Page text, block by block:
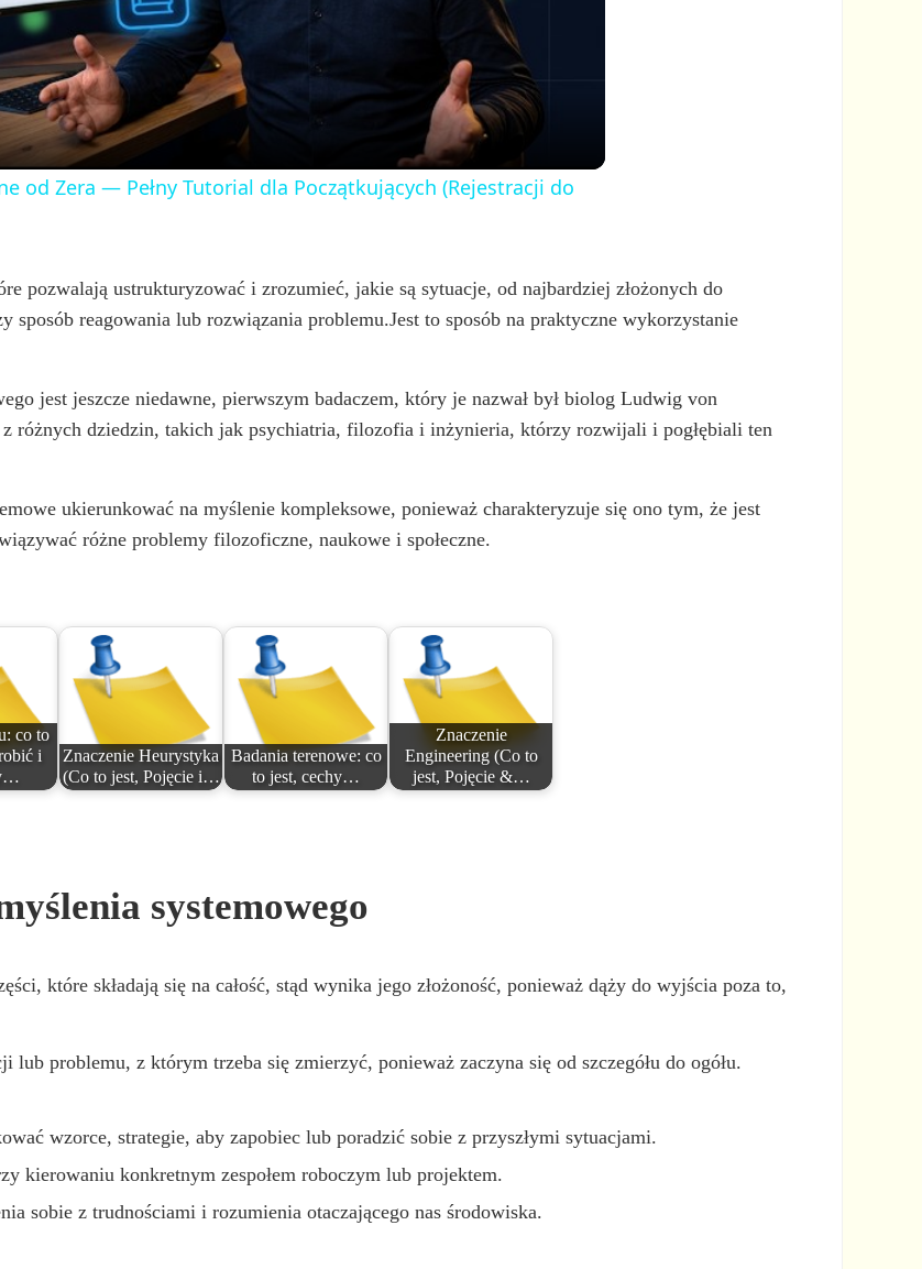
l
a
y
i
e
od Zera — Pełny Tutorial dla Początkujących (Rejestracji do
pozwalają ustrukturyzować i zrozumieć, jakie są sytuacje, od najbardziej złożonych do
reagowania lub rozwiązania problemu.Jest to sposób na praktyczne wykorzystanie
jest jeszcze niedawne, pierwszym badaczem, który je nazwał był biolog Ludwig von
różnych dziedzin, takich jak psychiatria, filozofia i inżynieria, którzy rozwijali i pogłębiali ten
ukierunkować na myślenie kompleksowe, ponieważ charakteryzuje się ono tym, że jest
różne problemy filozoficzne, naukowe i społeczne.
co to
i
Znaczenie Heurystyka
(Co to jest, Pojęcie i…
Badania terenowe: co
to jest, cechy…
Znaczenie
Engineering (Co to
jest, Pojęcie &…
systemowego
które składają się na całość, stąd wynika jego złożoność, ponieważ dąży do wyjścia poza to,
lub problemu, z którym trzeba się zmierzyć, ponieważ zaczyna się od szczegółu do ogółu.
wzorce, strategie, aby zapobiec lub poradzić sobie z przyszłymi sytuacjami.
kierowaniu konkretnym zespołem roboczym lub projektem.
sobie z trudnościami i rozumienia otaczającego nas środowiska.